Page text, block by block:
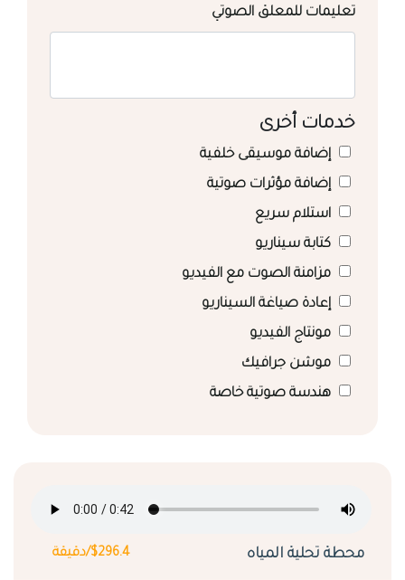
تعليمات للمعلق الصوتي
خدمات أخرى
إضافة موسيقى خلفية
إضافة مؤثرات صوتية
استلام سريع
كتابة سيناريو
مزامنة الصوت مع الفيديو
إعادة صياغة السيناريو
مونتاج الفيديو
موشن جرافيك
هندسة صوتية خاصة
محطة تحلية المياه $296.4/دقيقة